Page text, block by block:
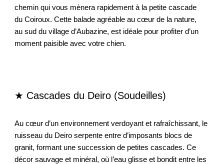
chemin qui vous mènera rapidement à la petite cascade
du Coiroux. Cette balade agréable au cœur de la nature,
au sud du village d’Aubazine, est idéale pour profiter d’un
moment paisible avec votre chien.
★ Cascades du Deiro (Soudeilles)
Au cœur d’un environnement verdoyant et rafraîchissant, le
ruisseau du Deiro serpente entre d’imposants blocs de
granit, formant une succession de petites cascades. Ce
décor sauvage et minéral, où l’eau glisse et bondit entre les